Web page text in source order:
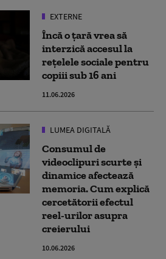
EXTERNE
Încă o țară vrea să
interzică accesul la
reţelele sociale pentru
copiii sub 16 ani
11.06.2026
LUMEA DIGITALĂ
Consumul de
videoclipuri scurte și
dinamice afectează
memoria. Cum explică
cercetătorii efectul
reel-urilor asupra
creierului
10.06.2026